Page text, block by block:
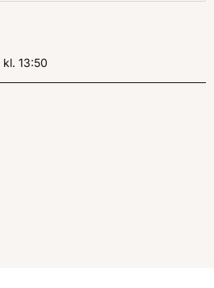
kl. , Klockan
13:50